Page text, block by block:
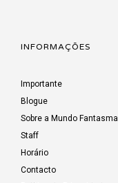
INFORMAÇÕES
Importante
Blogue
Sobre a Mundo Fantasma
Staff
Horário
Contacto